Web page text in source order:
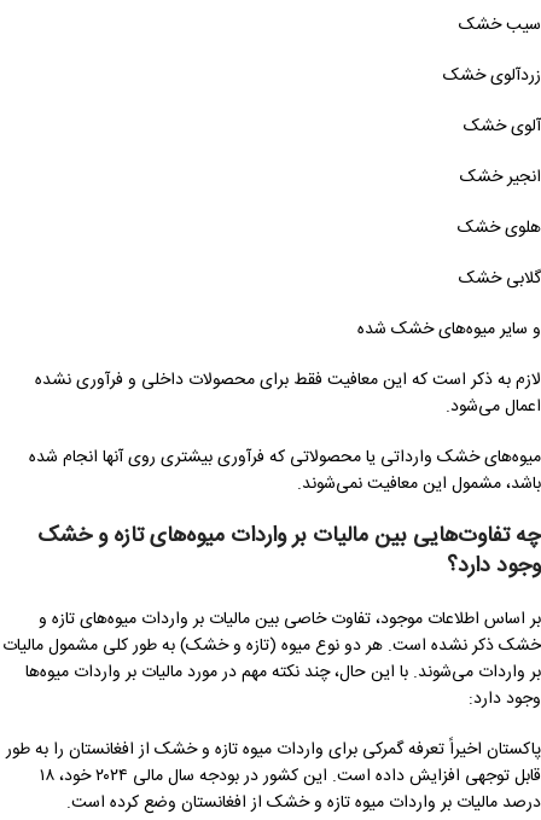
سیب خشک
زردآلوی خشک
آلوی خشک
انجیر خشک
هلوی خشک
گلابی خشک
و سایر میوه‌های خشک شده
لازم به ذکر است که این معافیت فقط برای محصولات داخلی و فرآوری نشده
اعمال می‌شود.
میوه‌های خشک وارداتی یا محصولاتی که فرآوری بیشتری روی آنها انجام شده
باشد، مشمول این معافیت نمی‌شوند.
چه تفاوت‌هایی بین مالیات بر واردات میوه‌های تازه و خشک
وجود دارد؟
بر اساس اطلاعات موجود، تفاوت خاصی بین مالیات بر واردات میوه‌های تازه و
خشک ذکر نشده است. هر دو نوع میوه (تازه و خشک) به طور کلی مشمول مالیات
بر واردات می‌شوند. با این حال، چند نکته مهم در مورد مالیات بر واردات میوه‌ها
وجود دارد:
پاکستان اخیراً تعرفه گمرکی برای واردات میوه تازه و خشک از افغانستان را به طور
قابل توجهی افزایش داده است. این کشور در بودجه سال مالی ۲۰۲۴ خود، ۱۸
درصد مالیات بر واردات میوه تازه و خشک از افغانستان وضع کرده است.